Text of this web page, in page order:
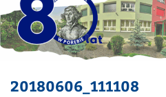
20180606_111108